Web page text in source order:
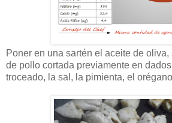
Poner en una sartén el aceite de
de pollo cortada previamente en
troceado, la sal, la pimienta, el